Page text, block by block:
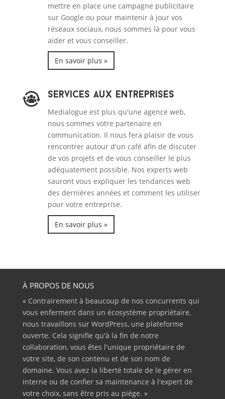
mettre en place une campagne publicitaire
sur Google ou pour maintenir à jour vos
réseaux sociaux, nous sommes là pour vous
aider et vous conseiller.
En savoir plus »
Services aux entreprises
Medialogue est plus qu'une agence web,
nous sommes votre partenaire en
communication. Il nous fera plaisir de vous
rencontrer autour d'un café afin de discuter
de vos projets et de vous conseiller le plus
adéquatement possible. Nos experts web
sauront vous expliquer les tendances web
des dernières années et comment les utiliser
pour votre entreprise.
En savoir plus »
À PROPOS DE NOUS
« Contrairement à beaucoup de nos concurrents qui
vous enferment dans un écosystème propriétaire,
nous travaillons sur WordPress, une plateforme
ouverte. Cela signifie qu'à la fin de notre
collaboration, vous êtes l'unique propriétaire de
votre site, de son contenu et de son nom de
domaine. Vous avez la liberté totale de le gérer en
interne ou de confier sa maintenance à l'expert de
votre choix, sans être pris au piège. »